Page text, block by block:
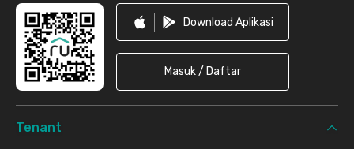
Download Aplikasi
Masuk / Daftar
Tenant